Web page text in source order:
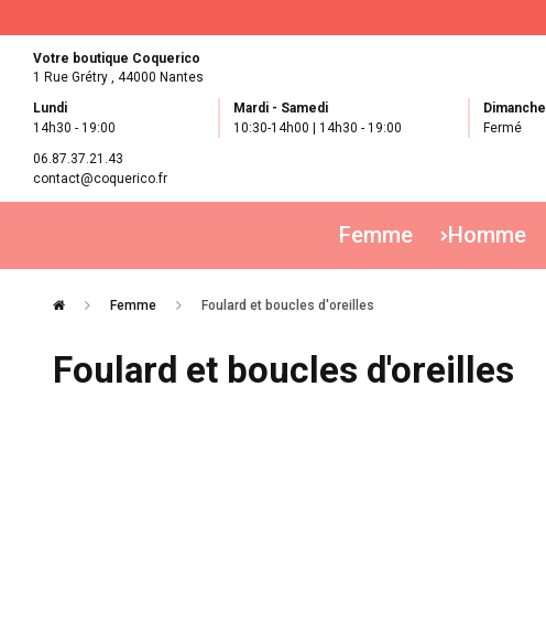
Votre boutique Coquerico
1 Rue Grétry , 44000 Nantes
Lundi
14h30 - 19:00
Mardi - Samedi
10:30-14h00 | 14h30 - 19:00
Dimanche
Fermé
06.87.37.21.43
contact@coquerico.fr
Femme Homme
Femme Foulard et boucles d'oreilles
Foulard et boucles d'oreilles